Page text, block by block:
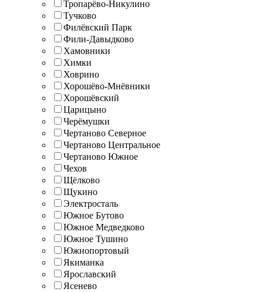
Тропарёво-Никулино
Тучково
Филёвский Парк
Фили-Давыдково
Хамовники
Химки
Ховрино
Хорошёво-Мнёвники
Хорошёвский
Царицыно
Черёмушки
Чертаново Северное
Чертаново Центральное
Чертаново Южное
Чехов
Щёлково
Щукино
Электросталь
Южное Бутово
Южное Медведково
Южное Тушино
Южнопортовый
Якиманка
Ярославский
Ясенево